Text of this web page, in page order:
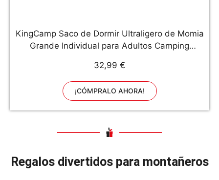
KingCamp Saco de Dormir Ultraligero de Momia
Grande Individual para Adultos Camping
220 x 75cm
32,99 €
¡CÓMPRALO AHORA!
Regalos divertidos para montañeros